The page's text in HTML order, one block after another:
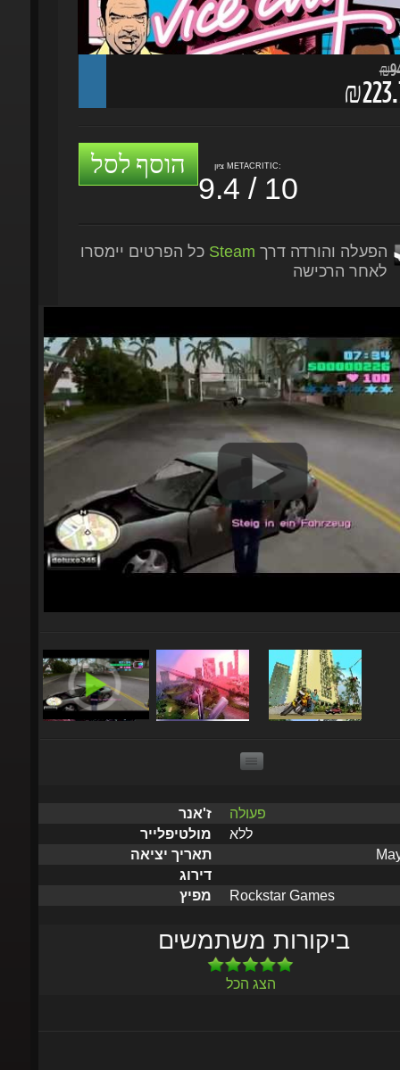
הוסף לסל
9.4 / 10
לאחר הרכישה
מולטיפלייר
ללא
תאריך יציאה
דירוג
מפיץ
ביקורות משתמשים
הצג הכל